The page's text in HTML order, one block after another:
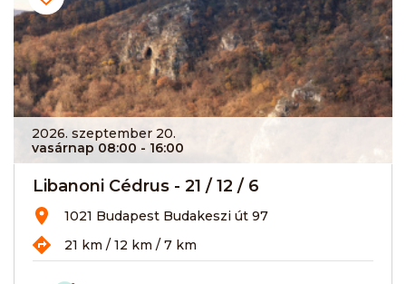
2026. szeptember 20.
vasárnap 08:00 - 16:00
Libanoni Cédrus - 21 / 12 / 6
1021 Budapest Budakeszi út 97
21 km / 12 km / 7 km